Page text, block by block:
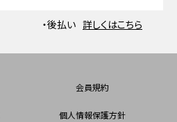
・後払い 詳しくはこちら
会員規約
個人情報保護方針